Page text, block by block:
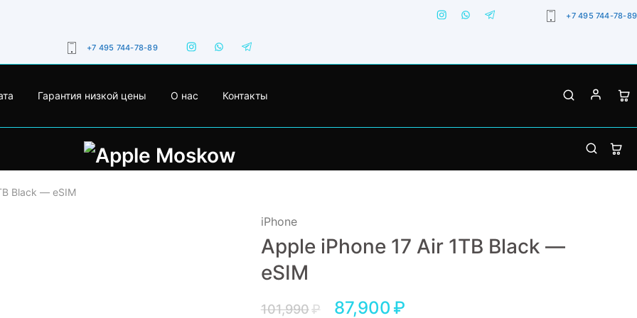
+7 495 744-78-89
+7 495 744-78-89
Гарантия низкой цены О нас Контакты
Black — eSIM
iPhone
Apple iPhone 17 Air 1TB Black —
eSIM
101,990₽ 87,900₽